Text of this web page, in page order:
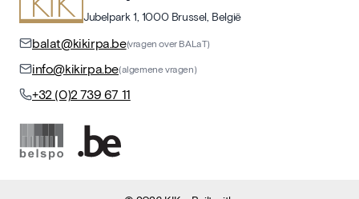
Jubelpark 1, 1000 Brussel, België
balat@kikirpa.be(vragen over BALaT)
info@kikirpa.be(algemene vragen)
+32 (0)2 739 67 11